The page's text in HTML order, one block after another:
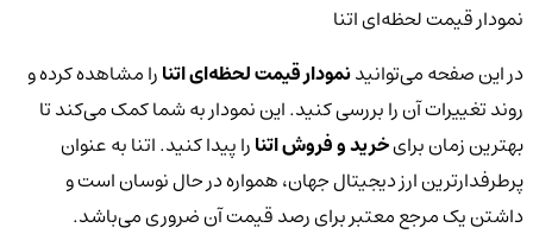
نمودار قیمت لحظه‌ای اتنا
در این صفحه می‌توانیدنمودار قیمت لحظه‌ای اتنارا مشاهده کرده و
روند تغییرات آن را بررسی کنید. این نمودار به شما کمک می‌کند تا
بهترین زمان برایخرید و فروش اتنارا پیدا کنید. اتنا به عنوان
پرطرفدارترین ارز دیجیتال جهان، همواره در حال نوسان است و
داشتن یک مرجع معتبر برای رصد قیمت آن ضروری می‌باشد.